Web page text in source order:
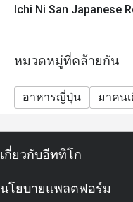
Ichi Ni San Japanese
หมวดหมู่ที่คล้ายกัน
อาหารญี่ปุ่น มาคน
เกี่ยวกับอีททิโก
นโยบายแพลตฟอร์ม